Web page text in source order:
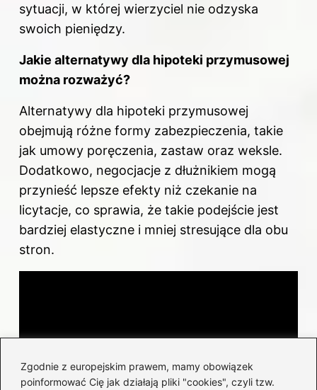
Zgodnie z europejskim prawem, mamy obowiązek
poinformować Cię jak działają pliki "cookies", czyli tzw.
sytuacji, w której wierzyciel nie odzyska
swoich pieniędzy.
Jakie alternatywy dla hipoteki przymusowej
można rozważyć?
Alternatywy dla hipoteki przymusowej
obejmują różne formy zabezpieczenia, takie
jak umowy poręczenia, zastaw oraz weksle.
Dodatkowo, negocjacje z dłużnikiem mogą
przynieść lepsze efekty niż czekanie na
licytacje, co sprawia, że takie podejście jest
bardziej elastyczne i mniej stresujące dla obu
stron.